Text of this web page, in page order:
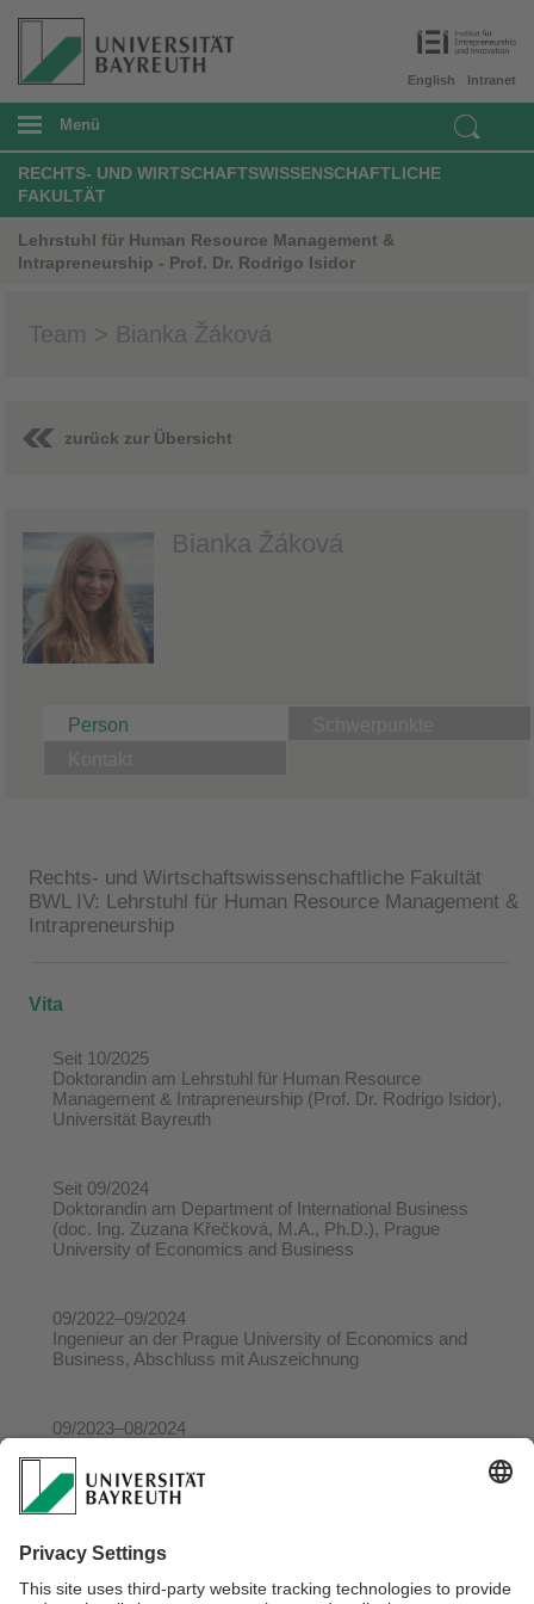
Intranet
English
Menü
RECHTS- UND WIRTSCHAFTSWISSENSCHAFTLICHE
FAKULTÄT
Lehrstuhl für Human Resource Management &
Intrapreneurship - Prof. Dr. Rodrigo Isidor
Team > Bianka Žáková
zurück zur Übersicht
Bianka Žáková
Person
Rechts- und Wirtschaftswissenschaftliche Fakultät
BWL IV: Lehrstuhl für Human Resource Management &
Intrapreneurship
Vita
Seit 10/2025
Doktorandin am Lehrstuhl für Human Resource
Management & Intrapreneurship (Prof. Dr. Rodrigo Isidor),
Universität Bayreuth
Seit 09/2024
Doktorandin am Department of International Business
(doc. Ing. Zuzana Křečková, M.A., Ph.D.), Prague
University of Economics and Business
09/2022–09/2024
Ingenieur an der Prague University of Economics and
Business, Abschluss mit Auszeichnung
09/2023–08/2024
Applied Science
Bachelor an der University College Prague
Auszeichnung, Auslandsaufenthalt an der University
College Birmingham (09/2021 – 01/2022)